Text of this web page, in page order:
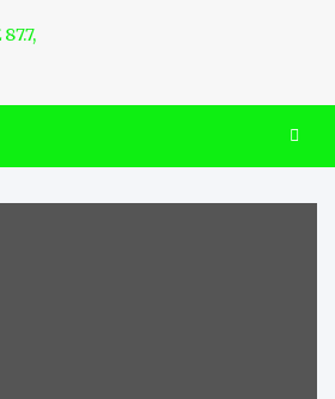
LIVRE 87.7, 106